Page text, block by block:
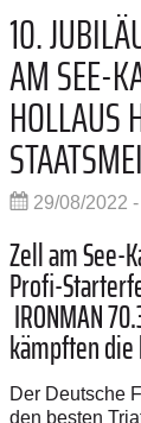
10.
AM SEE-
HOLLAUS
29/08/2022 -
Zell am See-
Profi-
IRONMAN
kämpften
Der Deutsche
den besten